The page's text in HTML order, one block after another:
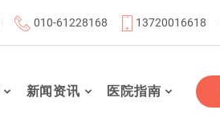
北京航天总医院联体成员单位 北
010-61228168 13720016618
新闻资讯 医院指南